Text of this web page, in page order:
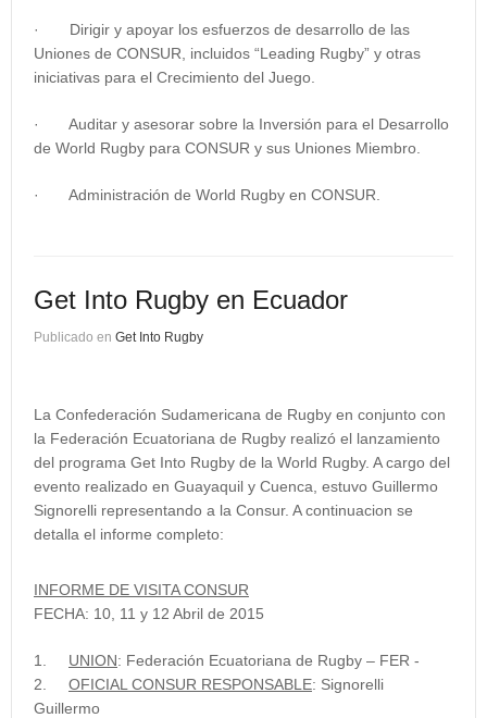
· Dirigir y apoyar los esfuerzos de desarrollo de las
Uniones de CONSUR, incluidos “Leading Rugby” y otras
iniciativas para el Crecimiento del Juego.
·
Auditar y asesorar sobre la Inversión para el Desarrollo
de World Rugby para CONSUR y sus Uniones Miembro.
· Administración de World Rugby en CONSUR.
Get Into Rugby en Ecuador
Publicado en Get Into Rugby
La Confederación Sudamericana de Rugby en conjunto con
la Federación Ecuatoriana de Rugby realizó el lanzamiento
del programa Get Into Rugby de la World Rugby. A cargo del
evento realizado en Guayaquil y Cuenca, estuvo Guillermo
Signorelli representando a la Consur. A continuacion se
detalla el informe completo:
INFORME DE VISITA CONSUR
FECHA: 10, 11 y 12 Abril de 2015
1. UNION: Federación Ecuatoriana de Rugby – FER -
2. OFICIAL CONSUR RESPONSABLE: Signorelli
Guillermo